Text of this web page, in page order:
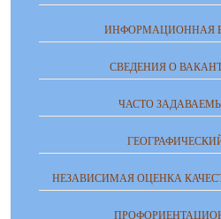
ИНФОРМАЦИОННАЯ
СВЕДЕНИЯ О
ЧАСТО
НЕЗАВИСИМАЯ ОЦЕНКА